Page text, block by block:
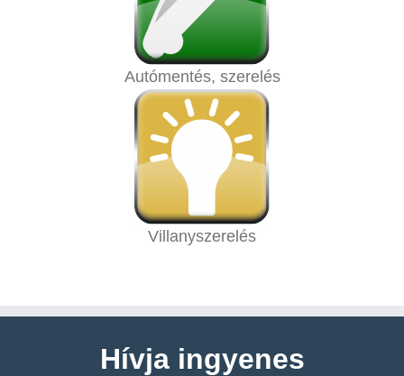
Autómentés, szerelés
Villanyszerelés
Hívja ingyenes